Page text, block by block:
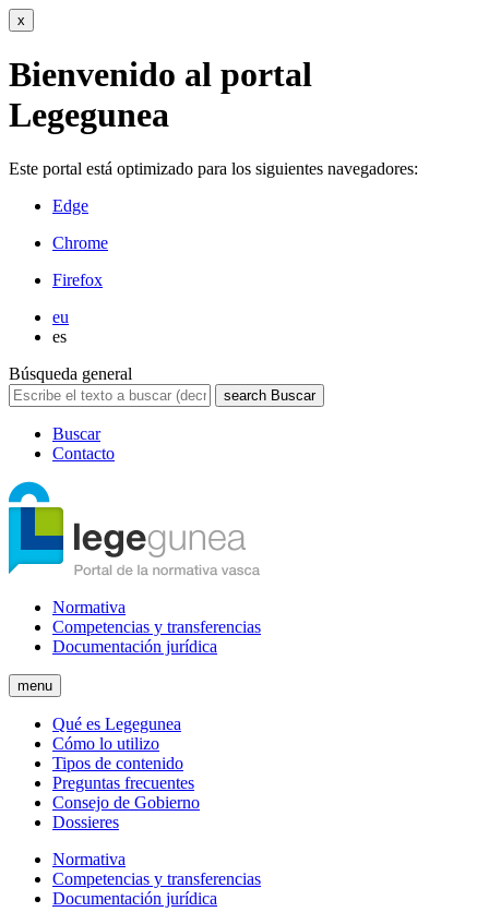
x
Bienvenido al portal
Legegunea
Este portal está optimizado para los siguientes navegadores:
Edge
Chrome
Firefox
eu
es
Búsqueda general
search Buscar
Buscar
Contacto
Normativa
Competencias y transferencias
Documentación jurídica
menu
Qué es Legegunea
Cómo lo utilizo
Tipos de contenido
Preguntas frecuentes
Consejo de Gobierno
Dossieres
Normativa
Competencias y transferencias
Documentación jurídica